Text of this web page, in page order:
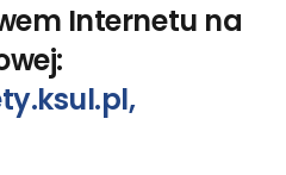
Internetu na